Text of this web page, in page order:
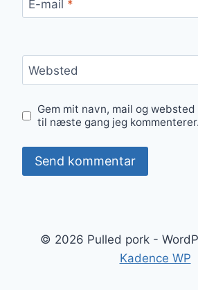
E-mail *
Websted
Gem mit navn, mail og
til næste gang jeg kommenterer.
© 2026 Pulled pork -
Kadence WP